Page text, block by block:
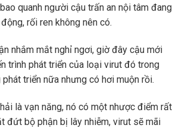
quanh người cậu trấn an nội tâm đang
rối ren không nên có.
nhắm mắt nghỉ ngơi, giờ đây cậu mới
trình phát triển của loại virut đó trong
triển nữa nhưng có hơi muộn rồi.
là vạn năng, nó có một nhược điểm rất
đứt bộ phận bị lây nhiễm, virut sẽ mãi